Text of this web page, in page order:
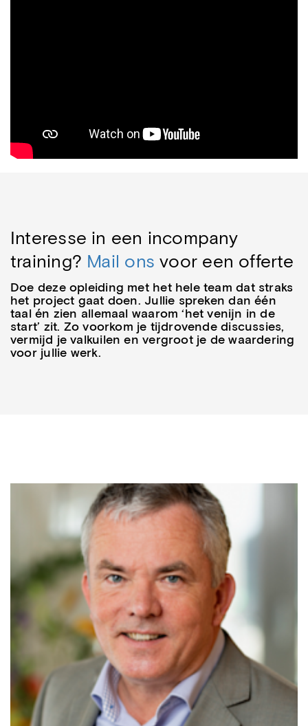
Interesse in een incompany
training? Mail ons voor een offerte
Doe deze opleiding met het hele team dat straks
het project gaat doen. Jullie spreken dan één
taal én zien allemaal waarom ‘het venijn in de
start’ zit. Zo voorkom je tijdrovende discussies,
vermijd je valkuilen en vergroot je de waardering
voor jullie werk.
Erik-Jan Hopstaken